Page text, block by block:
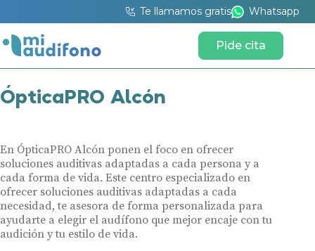
Te llamamos gratis Whatsapp
Pide cita
ÓpticaPRO Alcón
En ÓpticaPRO Alcón ponen el foco en ofrecer
soluciones auditivas adaptadas a cada persona y a
cada forma de vida. Este centro especializado en
ofrecer soluciones auditivas adaptadas a cada
necesidad, te asesora de forma personalizada para
ayudarte a elegir el audífono que mejor encaje con tu
audición y tu estilo de vida.